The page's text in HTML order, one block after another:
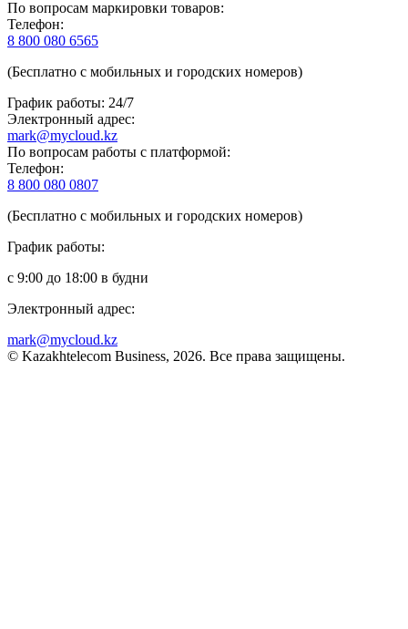
По вопросам маркировки товаров:
Телефон:
8 800 080 6565
(Бесплатно с мобильных и городских номеров)
График работы: 24/7
Электронный адрес:
mark@mycloud.kz
По вопросам работы с платформой:
Телефон:
8 800 080 0807
(Бесплатно с мобильных и городских номеров)
График работы:
с 9:00 до 18:00 в будни
Электронный адрес:
mark@mycloud.kz
© Kazakhtelecom Business, 2026. Все права защищены.